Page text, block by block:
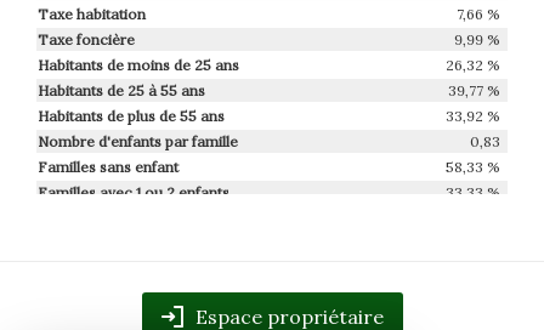
Taxe habitation
7,66 %
Taxe foncière
9,99 %
Habitants de moins de 25 ans
26,32 %
Habitants de 25 à 55 ans
39,77 %
Habitants de plus de 55 ans
33,92 %
Nombre d'enfants par famille
0,83
Familles sans enfant
58,33 %
Familles avec 1 ou 2 enfants
33,33 %
Espace propriétaire